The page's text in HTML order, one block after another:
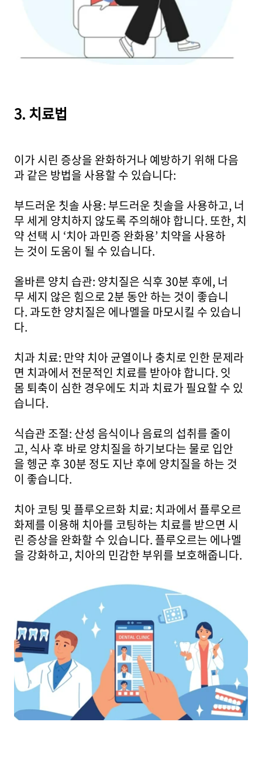
3. 치료법
이가 시린 증상을 완화하거나 예방하기 위해 다음
과 같은 방법을 사용할 수 있습니다:
부드러운 칫솔 사용: 부드러운 칫솔을 사용하고, 너
무 세게 양치하지 않도록 주의해야 합니다. 또한, 치
약 선택 시 ‘치아 과민증 완화용’ 치약을 사용하
는 것이 도움이 될 수 있습니다.
올바른 양치 습관: 양치질은 식후 30분 후에, 너
무 세지 않은 힘으로 2분 동안 하는 것이 좋습니
다. 과도한 양치질은 에나멜을 마모시킬 수 있습니
다.
치과 치료: 만약 치아 균열이나 충치로 인한 문제라
면 치과에서 전문적인 치료를 받아야 합니다. 잇
몸 퇴축이 심한 경우에도 치과 치료가 필요할 수 있
습니다.
식습관 조절: 산성 음식이나 음료의 섭취를 줄이
고, 식사 후 바로 양치질을 하기보다는 물로 입안
을 헹군 후 30분 정도 지난 후에 양치질을 하는 것
이 좋습니다.
치아 코팅 및 플루오르화 치료: 치과에서 플루오르
화제를 이용해 치아를 코팅하는 치료를 받으면 시
린 증상을 완화할 수 있습니다. 플루오르는 에나멜
을 강화하고, 치아의 민감한 부위를 보호해줍니다.